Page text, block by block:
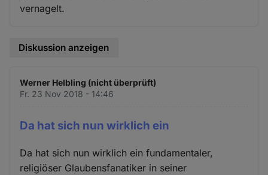
vernagelt.
Diskussion anzeigen
Werner Helbling (nicht überprüft)
Fr. 23 Nov 2018 - 14:46
Da hat sich nun wirklich ein
Da hat sich nun wirklich ein fundamentaler,
religiöser Glaubensfanatiker in seiner